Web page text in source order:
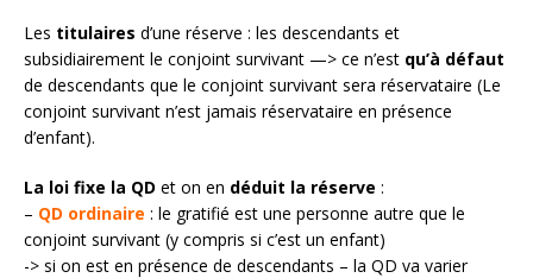
Les titulaires d’une réserve : les descendants et
subsidiairement le conjoint survivant —> ce n’est qu’à défaut
de descendants que le conjoint survivant sera réservataire (Le
conjoint survivant n’est jamais réservataire en présence
d’enfant).
La loi fixe la QD et on en déduit la réserve :
– QD ordinaire : le gratifié est une personne autre que le
conjoint survivant (y compris si c’est un enfant)
-> si on est en présence de descendants – la QD va varier